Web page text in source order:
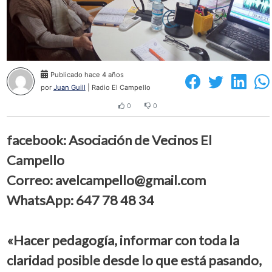
Publicado hace 4 años
por Juan Guill | Radio El Campello
0 0
facebook: Asociación de Vecinos El
Campello
Correo: avelcampello@gmail.com
WhatsApp: 647 78 48 34
«Hacer pedagogía, informar con toda la
claridad posible desde lo que está pasando,